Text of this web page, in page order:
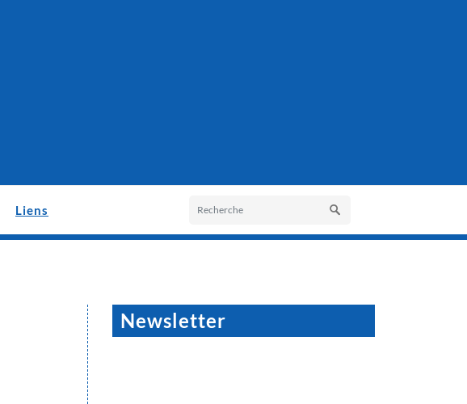
Liens
Newsletter